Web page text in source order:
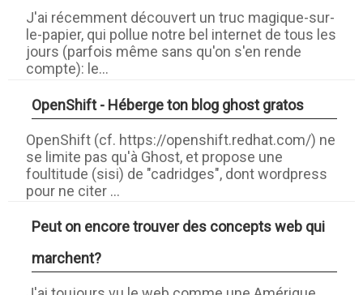
J'ai récemment découvert un truc magique-sur-
le-papier, qui pollue notre bel internet de tous les
jours (parfois même sans qu'on s'en rende
compte): le...
OpenShift - Héberge ton blog ghost gratos
OpenShift (cf. https://openshift.redhat.com/) ne
se limite pas qu'à Ghost, et propose une
foultitude (sisi) de "cadridges", dont wordpress
pour ne citer ...
Peut on encore trouver des concepts web qui
marchent?